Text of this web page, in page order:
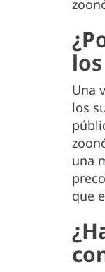
Una
los
una
que